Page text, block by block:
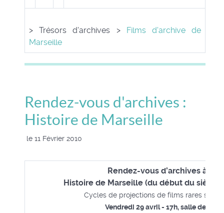
> Trésors d'archives >
Films d'archive de
Marseille
Rendez-vous d'archives :
Histoire de Marseille
le 11 Février 2010
Rendez-vous d’archives à
Histoire de Marseille (du début du siècle
Cycles de projections de films rares sur
Vendredi 29 avril - 17h, salle de